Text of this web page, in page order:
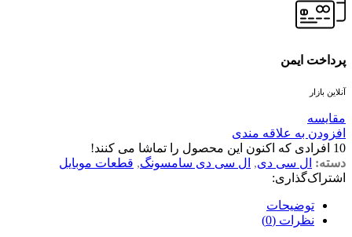
پرداخت ایمن
آنلاین بازار
مقايسه
افزودن به علاقه مندی
10 افرادی که اکنون این محصول را تماشا می کنند!
دسته: ال سی دی, ال سی دی سامسونگ, قطعات موبایل
اشتراک‌گذاری:
توضیحات
نظرات (0)